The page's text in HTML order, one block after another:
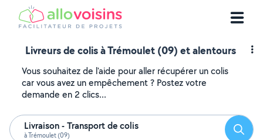
Livreurs de colis à Trémoulet (09) et alentours
Vous souhaitez de l'aide pour aller récupérer un colis
car vous avez un empêchement ? Postez votre
demande en 2 clics...
Livraison - Transport de colis
à Trémoulet (09)